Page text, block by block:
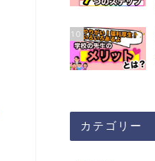
10
カテゴリー